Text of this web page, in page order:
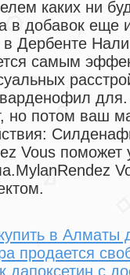
каких ни
в добавок еще
Дербенте
самым
но потом ваш
Vous поможет
в Алматы
продается
дапоксетин с